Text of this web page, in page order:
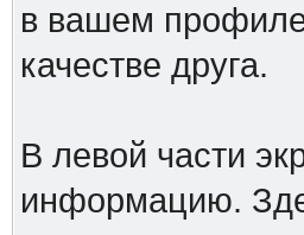
в вашем
качестве друга.
В левой части
информацию.